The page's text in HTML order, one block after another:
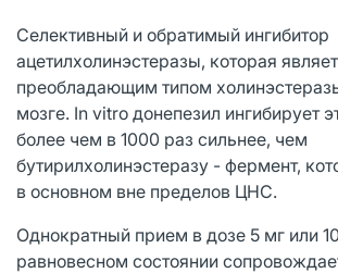
Селективный и обратимый ингибитор
ацетилхолинэстеразы, которая
преобладающим типом
мозге. In vitro донепезил ингибирует
более чем в 1000 раз сильнее, чем
бутирилхолинэстеразу - фермент,
в основном вне пределов ЦНС.
Однократный прием в дозе 5 мг или
равновесном состоянии